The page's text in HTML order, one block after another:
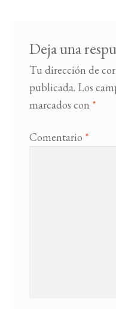
Deja una
Tu dirección de
publicada. Los
marcados con *
Comentario *